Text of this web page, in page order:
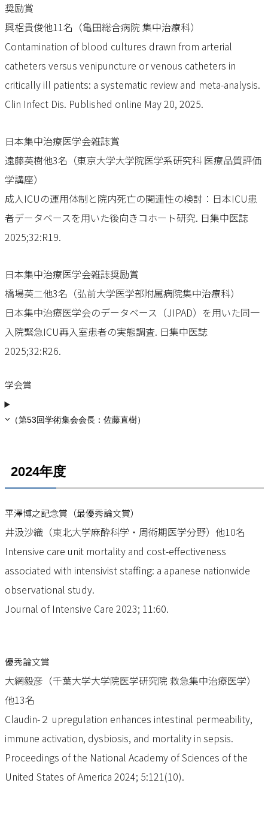
奨励賞
興梠貴俊他11名（亀田総合病院 集中治療科）
Contamination of blood cultures drawn from arterial
catheters versus venipuncture or venous catheters in
critically ill patients: a systematic review and meta-analysis.
Clin Infect Dis. Published online May 20, 2025.
日本集中治療医学会雑誌賞
遠藤英樹他3名（東京大学大学院医学系研究科 医療品質評価
学講座）
成人ICUの運用体制と院内死亡の関連性の検討：日本ICU患
者データベースを用いた後向きコホート研究. 日集中医誌
2025;32:R19.
日本集中治療医学会雑誌奨励賞
橋場英二他3名（弘前大学医学部附属病院集中治療科）
日本集中治療医学会のデータベース（JIPAD）を用いた同一
入院緊急ICU再入室患者の実態調査. 日集中医誌
2025;32:R26.
学会賞
（第53回学術集会会長：佐藤直樹）
2024年度
平澤博之記念賞（最優秀論文賞）
井汲沙織（東北大学麻酔科学・周術期医学分野）他10名
Intensive care unit mortality and cost-effectiveness
associated with intensivist staffing: a apanese nationwide
observational study.
Journal of Intensive Care 2023; 11:60.
優秀論文賞
大網毅彦（千葉大学大学院医学研究院 救急集中治療医学）
他13名
Claudin-２ upregulation enhances intestinal permeability,
immune activation, dysbiosis, and mortality in sepsis.
Proceedings of the National Academy of Sciences of the
United States of America 2024; 5:121(10).